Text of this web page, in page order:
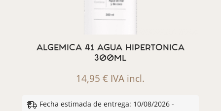
ALGEMICA 41 AGUA HIPERTONICA
300ML
14,95€ IVA incl.
Fecha estimada de entrega: 10/08/2026 -